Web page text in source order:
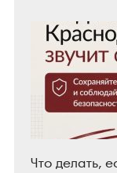
Что делать,